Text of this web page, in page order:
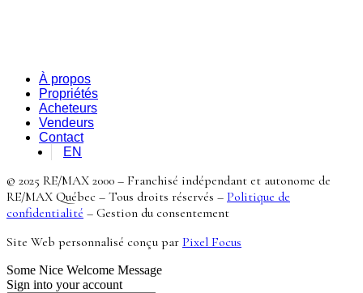
À propos
Propriétés
Acheteurs
Vendeurs
Contact
EN
© 2025 RE/MAX 2000 – Franchisé indépendant et autonome de
RE/MAX Québec – Tous droits réservés – Politique de
confidentialité – Gestion du consentement
Site Web personnalisé conçu par Pixel Focus
Some Nice Welcome Message
Sign into your account